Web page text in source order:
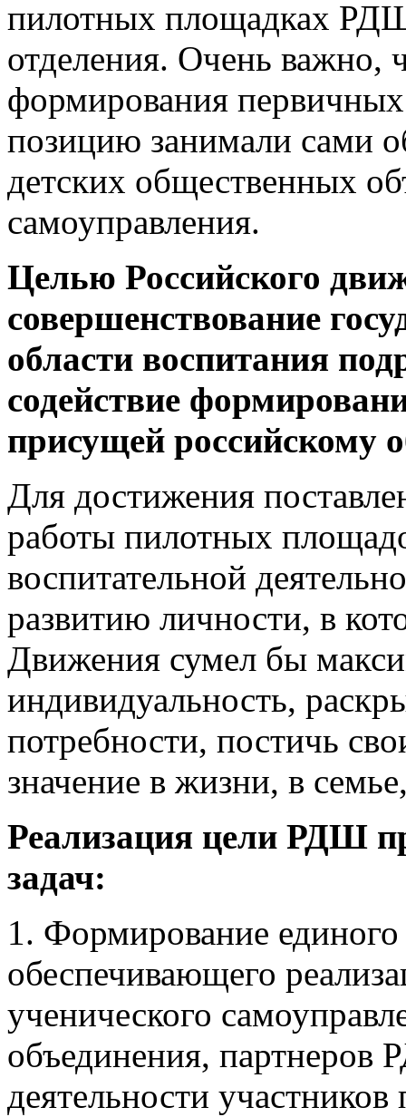
пилотных площадках
отделения. Очень важно,
формирования
позицию занимали сами
детских общественных
самоуправления.
Целью Российского
совершенствование
области воспитания
содействие
присущей российскому
Для достижения
работы пилотных
воспитательной
развитию личности, в
Движения сумел бы
индивидуальность,
потребности, постичь
значение в жизни, в
Реализация цели РДШ
задач:
1. Формирование единого
обеспечивающего
ученического
объединения, партнеров
деятельности